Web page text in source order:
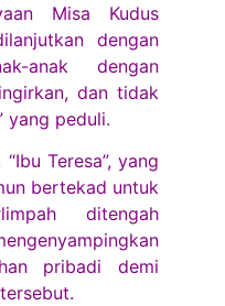
Misa Kudus
dengan
anak dengan
dan tidak
yang peduli.
Teresa”, yang
bertekad untuk
ditengah
pribadi demi